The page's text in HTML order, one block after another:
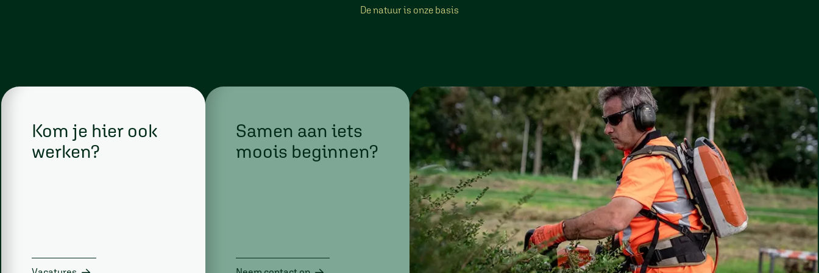
De natuur is onze basis
Kom je hier ook
werken?
Samen aan iets
moois beginnen?